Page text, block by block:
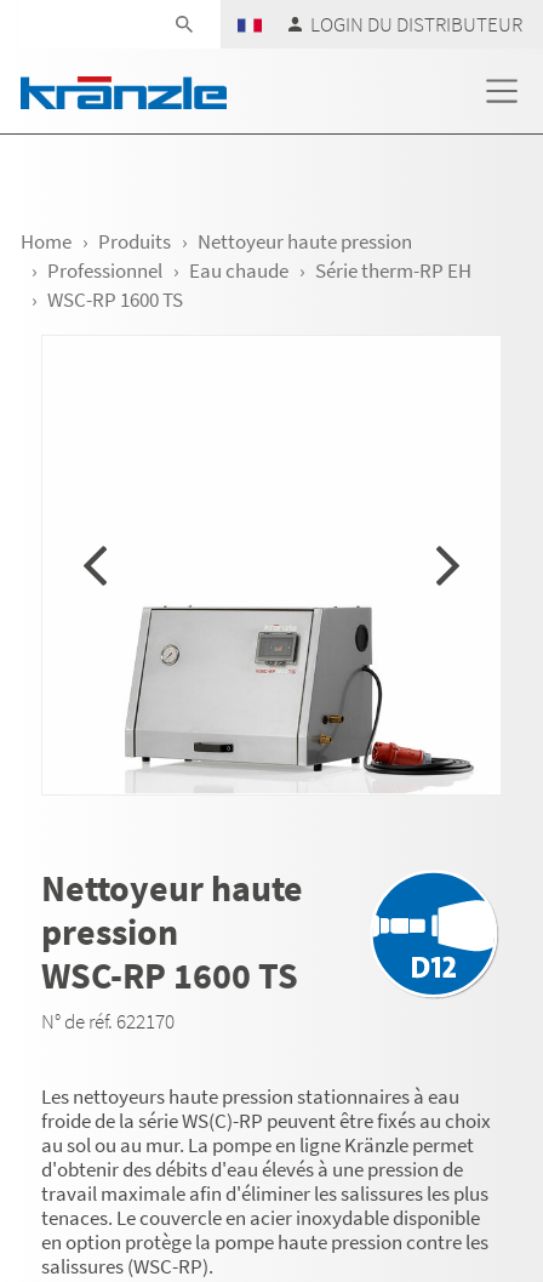
LOGIN DU DISTRIBUTEUR
Home Produits
Nettoyeur haute pression
Professionnel
Eau chaude
Série therm-RP EH
WSC-RP 1600 TS
Nettoyeur haute
pression
WSC-RP 1600 TS
N° de réf. 622170
Les nettoyeurs haute pression stationnaires à eau
froide de la série WS(C)-RP peuvent être fixés au choix
au sol ou au mur. La pompe en ligne Kränzle permet
d'obtenir des débits d'eau élevés à une pression de
travail maximale afin d'éliminer les salissures les plus
tenaces. Le couvercle en acier inoxydable disponible
en option protège la pompe haute pression contre les
salissures (WSC-RP).